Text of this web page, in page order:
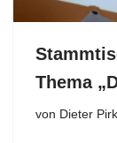
Thema
von Dieter